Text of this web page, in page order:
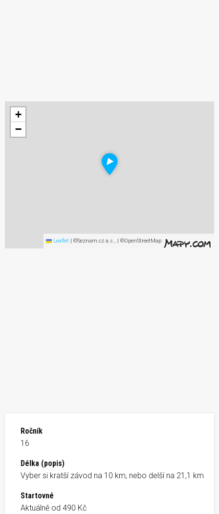
+
−
Leaflet | ©Seznam.cz a.s., | ©OpenStreetMap
Ročník
16
Délka (popis)
Vyber si kratší závod na 10 km, nebo delší na 21,1 km
Startovné
Aktuálně od 490 Kč